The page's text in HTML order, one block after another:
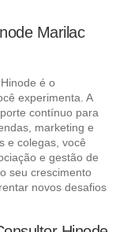
Marilac
é o
experimenta. A
contínuo para
marketing e
e colegas, você
e gestão de
seu crescimento
novos desafios